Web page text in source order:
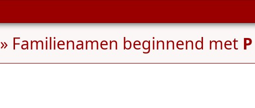
» Familienamen beginnend met P